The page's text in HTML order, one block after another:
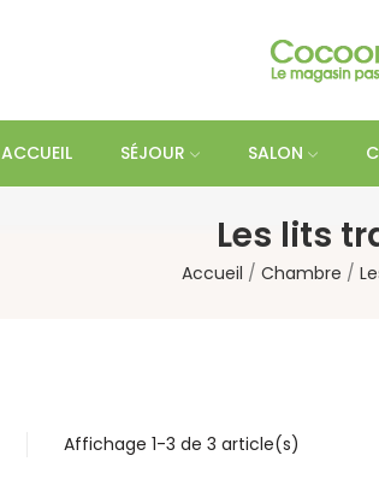
ACCUEIL SÉJOUR SALON
Les lits
Accueil Chambre
Affichage 1-3 de 3 article(s)